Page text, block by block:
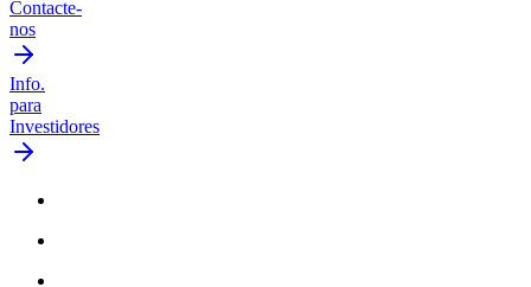
Contacte-
nos
Info.
para
Investidores